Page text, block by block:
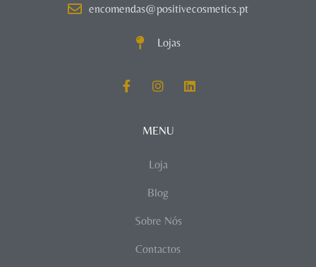
encomendas@positivecosmetics.pt
Lojas
MENU
Loja
Blog
Sobre Nós
Contactos